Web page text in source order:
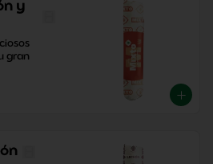
y
gran